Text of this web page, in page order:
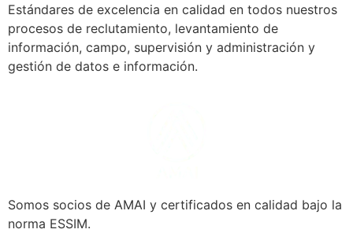
Estándares de excelencia en calidad en todos nuestros
procesos de reclutamiento, levantamiento de
información, campo, supervisión y administración y
gestión de datos e información.
Somos socios de AMAI y certificados en calidad bajo la
norma ESSIM.